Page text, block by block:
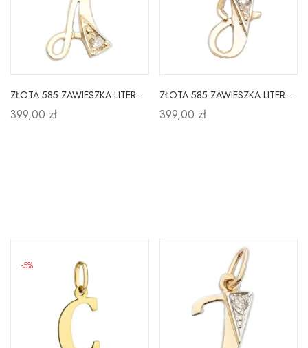
ZŁOTA 585 ZAWIESZKA LITERKA A z Cyrkonią
399,00 zł
ZŁOTA 585 ZAWIESZKA LITERKA J z CYRKONIĄ
399,00 zł
-5%